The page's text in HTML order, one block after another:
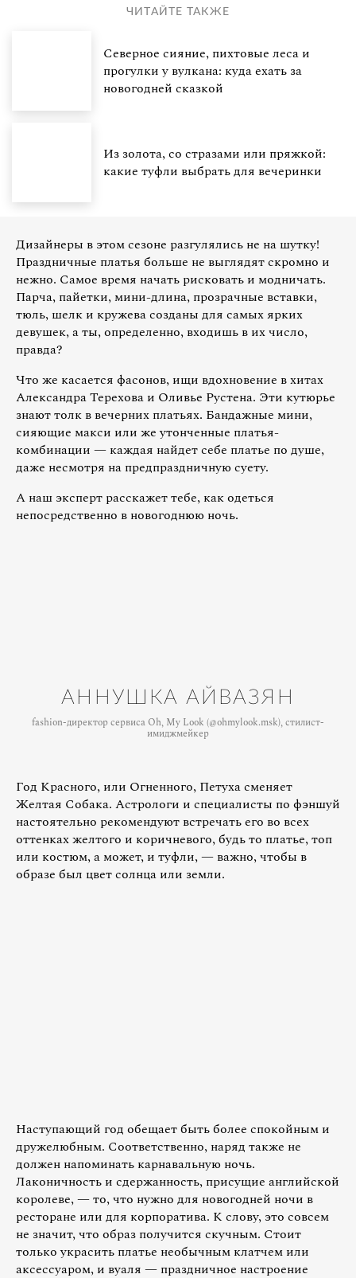
ЧИТАЙТЕ ТАКЖЕ
Северное сияние, пихтовые леса и
прогулки у вулкана: куда ехать за
новогодней сказкой
Из золота, со стразами или пряжкой:
какие туфли выбрать для вечеринки
Дизайнеры в этом сезоне разгулялись не на шутку!
Праздничные платья больше не выглядят скромно и
нежно. Самое время начать рисковать и модничать.
Парча, пайетки, мини-длина, прозрачные вставки,
тюль, шелк и кружева созданы для самых ярких
девушек, а ты, определенно, входишь в их число,
правда?
Что же касается фасонов, ищи вдохновение в хитах
Александра Терехова и Оливье Рустена. Эти кутюрье
знают толк в вечерних платьях. Бандажные мини,
сияющие макси или же утонченные платья-
комбинации — каждая найдет себе платье по душе,
даже несмотря на предпраздничную суету.
А наш эксперт расскажет тебе, как одеться
непосредственно в новогоднюю ночь.
АННУШКА АЙВАЗЯН
fashion-директор сервиса Oh, My Look (@ohmylook.msk), стилист-
имиджмейкер
Год Красного, или Огненного, Петуха сменяет
Желтая Собака. Астрологи и специалисты по фэншуй
настоятельно рекомендуют встречать его во всех
оттенках желтого и коричневого, будь то платье, топ
или костюм, а может, и туфли, — важно, чтобы в
образе был цвет солнца или земли.
Наступающий год обещает быть более спокойным и
дружелюбным. Соответственно, наряд также не
должен напоминать карнавальную ночь.
Лаконичность и сдержанность, присущие английской
королеве, — то, что нужно для новогодней ночи в
ресторане или для корпоратива. К слову, это совсем
не значит, что образ получится скучным. Стоит
только украсить платье необычным клатчем или
аксессуаром, и вуаля — праздничное настроение